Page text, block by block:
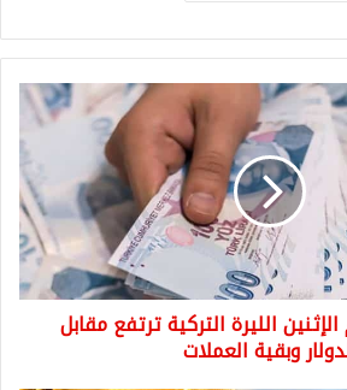
الليرة التركية ترتفع مقابل
وبقية العملات